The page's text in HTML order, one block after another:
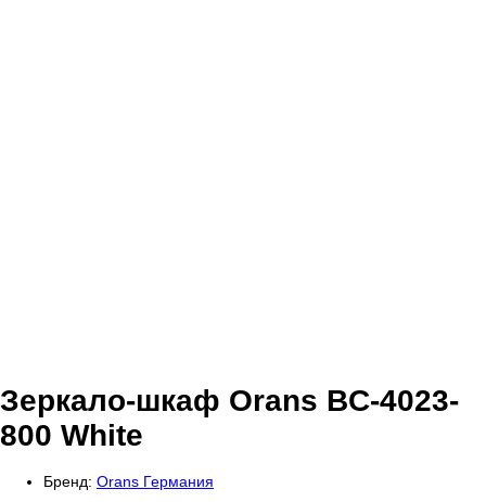
Зеркало-шкаф Orans BC-4023-
800 White
Бренд: Orans Германия